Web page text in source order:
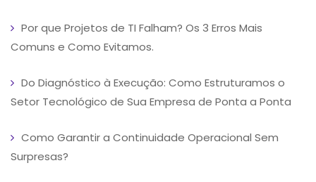
Por que Projetos de TI Falham? Os 3 Erros Mais
Comuns e Como Evitamos.
Do Diagnóstico à Execução: Como Estruturamos o
Setor Tecnológico de Sua Empresa de Ponta a Ponta
Como Garantir a Continuidade Operacional Sem
Surpresas?